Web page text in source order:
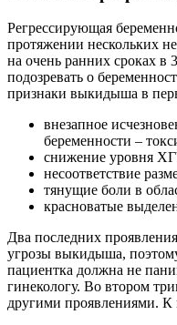
Регрессирующая
протяжении нескольких
на очень ранних сроках
подозревать о
признаки выкидыша в
внезапное
беременности –
снижение уровня
несоответствие
тянущие боли в
красноватые
Два последних
угрозы выкидыша,
пациентка должна не
гинекологу. Во втором
другими проявлениями. К